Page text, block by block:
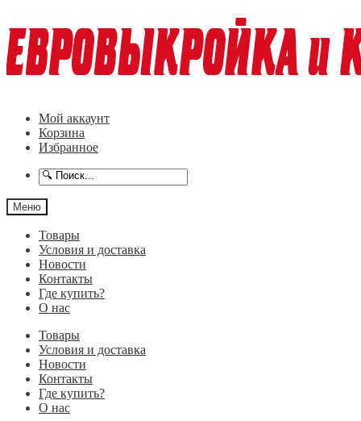
к
навигации
к
содержимому
Мой аккаунт
Корзина
Избранное
Меню
Товары
Условия и доставка
Новости
Контакты
Где купить?
О нас
Товары
Условия и доставка
Новости
Контакты
Где купить?
О нас